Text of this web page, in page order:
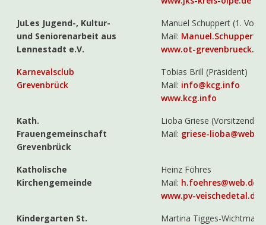
JuLes Jugend-, Kultur-
und Seniorenarbeit aus
Lennestadt e.V.
Manuel Schuppert (1.
Mail:
www.ot-
Karnevalsclub
Grevenbrück
Tobias Brill (Präsident)
Mail: info@kcg.info
www.kcg.info
Kath.
Frauengemeinschaft
Grevenbrück
Lioba Griese (Vorsitzender)
Mail: griese-
Katholische
Kirchengemeinde
Heinz Föhres
Mail: h.foehres@web.de
www.pv-
Kindergarten St.
Martina Tigges-